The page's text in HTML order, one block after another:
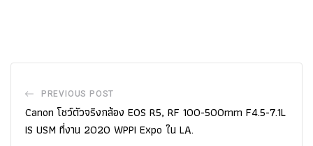
PREVIOUS POST
Canon โชว์ตัวจริงกล้อง EOS R5, RF 100-500mm F4.5-7.1L
IS USM ที่งาน 2020 WPPI Expo ใน LA.